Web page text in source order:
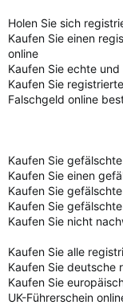
Holen Sie sich
Kaufen Sie einen
online
Kaufen Sie echte
Kaufen Sie
Falschgeld online
Kaufen Sie
Kaufen Sie einen
Kaufen Sie
Kaufen Sie
Kaufen Sie nicht
Kaufen Sie alle
Kaufen Sie deutsche
Kaufen Sie
UK-Führerschein